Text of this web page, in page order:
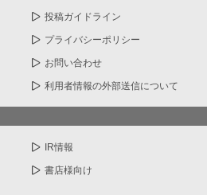
投稿ガイドライン
プライバシーポリシー
お問い合わせ
利用者情報の外部送信について
IR情報
書店様向け